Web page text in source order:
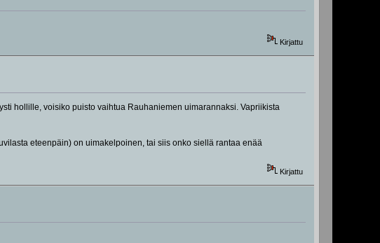
Kirjattu
hollille, voisiko puisto vaihtua Rauhaniemen uimarannaksi. Vapriikista
eteenpäin) on uimakelpoinen, tai siis onko siellä rantaa enää
Kirjattu